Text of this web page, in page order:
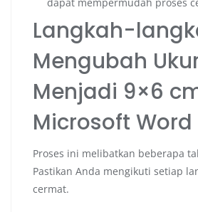
Langkah-
Mengubah
Menjadi 9×6
Microsoft Word
Proses ini melibatkan beberapa
Pastikan Anda mengikuti setiap
cermat.